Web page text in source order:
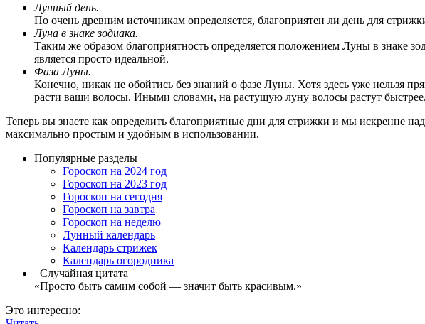
Лунный день.
По очень древним источникам определяется, благоприятен ли день для
Луна в знаке зодиака.
Таким же образом благоприятность определяется положением Луны в знаке
является просто идеальной.
Фаза Луны.
Конечно, никак не обойтись без знаний о фазе Луны. Хотя здесь уже нельзя
расти ваши волосы. Иными словами, на растущую луну волосы растут
Теперь вы знаете как определить благоприятные дни для стрижки и мы искренне
максимально простым и удобным в использовании.
Популярные разделы
Гороскоп на 2024 год
Гороскоп на 2023 год
Гороскоп на сегодня
Гороскоп на завтра
Гороскоп на неделю
Лунный календарь
Календарь стрижек
Календарь огородника
Случайная цитата
«Просто быть самим собой — значит быть красивым.»
Это интересно: